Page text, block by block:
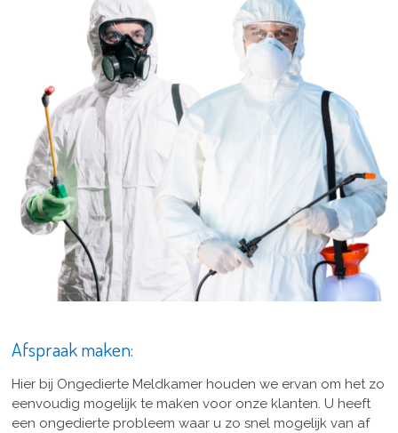
Afspraak maken:
Hier bij Ongedierte Meldkamer houden we ervan om het zo
eenvoudig mogelijk te maken voor onze klanten. U heeft
een ongedierte probleem waar u zo snel mogelijk van af